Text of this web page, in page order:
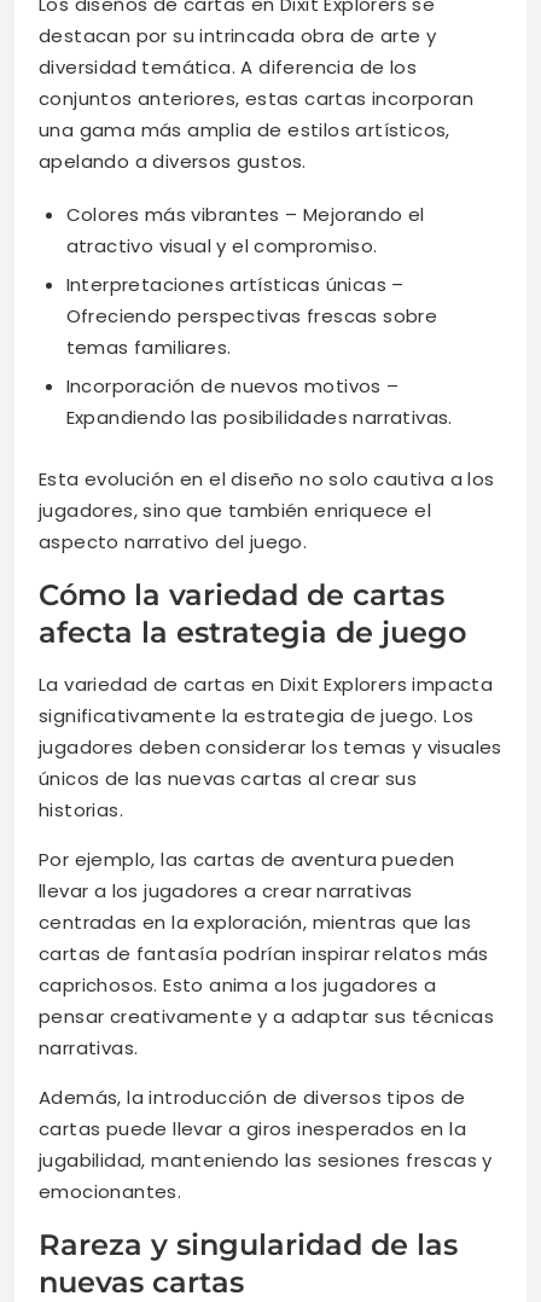
destacan por su intrincada obra de arte y
diversidad temática. A diferencia de los
conjuntos anteriores, estas cartas incorporan
una gama más amplia de estilos artísticos,
apelando a diversos gustos.
Colores más vibrantes – Mejorando el
atractivo visual y el compromiso.
Interpretaciones artísticas únicas –
Ofreciendo perspectivas frescas sobre
temas familiares.
Incorporación de nuevos motivos –
Expandiendo las posibilidades narrativas.
Esta evolución en el diseño no solo cautiva a los
jugadores, sino que también enriquece el
aspecto narrativo del juego.
Cómo la variedad de cartas
afecta la estrategia de juego
La variedad de cartas en Dixit Explorers impacta
significativamente la estrategia de juego. Los
jugadores deben considerar los temas y visuales
únicos de las nuevas cartas al crear sus
historias.
Por ejemplo, las cartas de aventura pueden
llevar a los jugadores a crear narrativas
centradas en la exploración, mientras que las
cartas de fantasía podrían inspirar relatos más
caprichosos. Esto anima a los jugadores a
pensar creativamente y a adaptar sus técnicas
narrativas.
Además, la introducción de diversos tipos de
cartas puede llevar a giros inesperados en la
jugabilidad, manteniendo las sesiones frescas y
emocionantes.
Rareza y singularidad de las
nuevas cartas